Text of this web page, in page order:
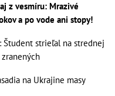
z vesmíru: Mrazivé
a po vode ani stopy!
Študent strieľal na strednej
na Ukrajine masy